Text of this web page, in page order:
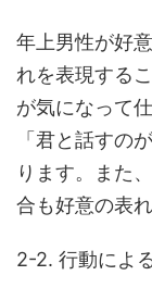
年上男性が好
れを表現する
が気になって
「君と話すの
ります。また
合も好意の表れ
2-2. 行動によ